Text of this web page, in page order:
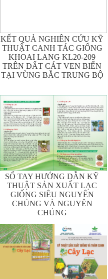
KẾT QUẢ NGHIÊN CỨU KỸ
THUẬT CANH TÁC GIỐNG
KHOAI LANG KL20-209
TRÊN ĐẤT CÁT VEN BIỂN
TẠI VÙNG BẮC TRUNG BỘ
SỔ TAY HƯỚNG DẪN KỸ
THUẬT SẢN XUẤT LẠC
GIỐNG SIÊU NGUYÊN
CHỦNG VÀ NGUYÊN
CHỦNG